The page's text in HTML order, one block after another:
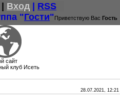
Вход
RSS
"Гости"Приветствую Вас Гость
сайт
клуб Исеть
28.07.2021, 12:21